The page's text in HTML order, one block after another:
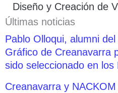
Diseño y Creación de
Últimas noticias
Pablo Olloqui, alumni
Gráfico de Creanavarra
sido seleccionado en
Creanavarra y